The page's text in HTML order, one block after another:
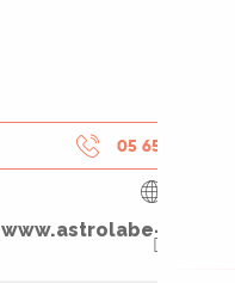
05 65 34 24
www.astrolabe-grand-